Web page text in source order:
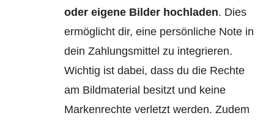
oder eigene Bilder hochladen. Dies
ermöglicht dir, eine persönliche Note in
dein Zahlungsmittel zu integrieren.
Wichtig ist dabei, dass du die Rechte
am Bildmaterial besitzt und keine
Markenrechte verletzt werden. Zudem